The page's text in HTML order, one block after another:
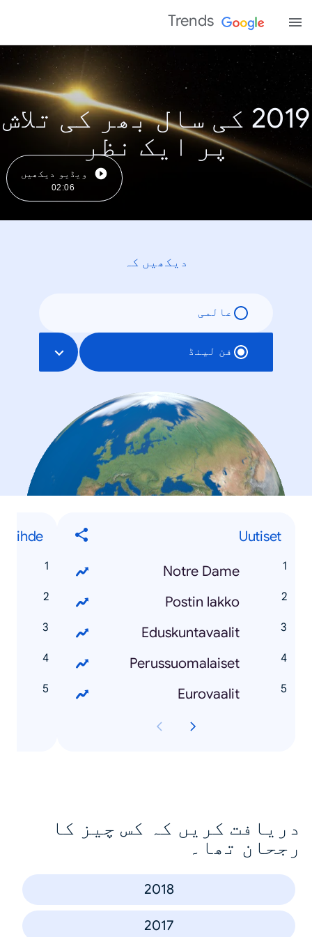
Trends
2019 کی سال بھر کی تلاش
پر ایک نظر
ویڈیو دیکھیں
02:06
دیکھیں کہ
عالمی
فن لینڈ
Uutiset
Notre Dame
Postin lakko
Eduskuntavaalit
Perussuomalaiset
Eurovaalit
Viihde
دریافت کریں کہ کس چیز کا
رجحان تھا۔
2018
2017